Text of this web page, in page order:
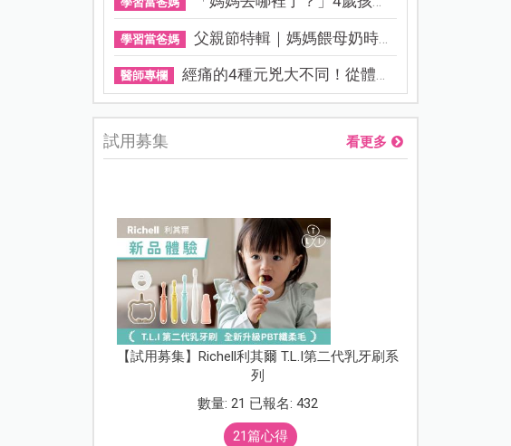
學習當爸媽 父親節特輯｜媽媽餵母奶時，...
醫師專欄 經痛的4種元兇大不同！從體質...
試用募集 看更多
【試用募集】Richell利其爾 T.L.I第二代乳牙刷系
列
數量: 21 已報名: 432
21篇心得